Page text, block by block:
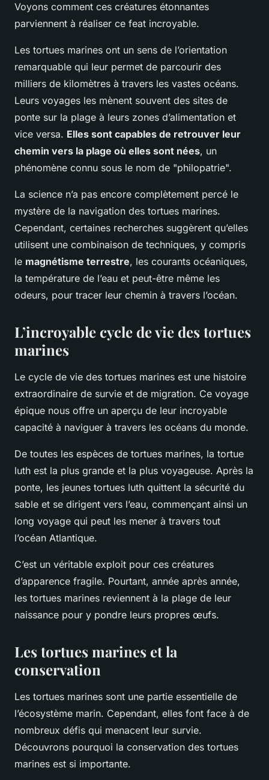
Voyons comment ces créatures étonnantes
parviennent à réaliser ce feat incroyable.
Les tortues marines ont un sens de l’orientation
remarquable qui leur permet de parcourir des
milliers de kilomètres à travers les vastes océans.
Leurs voyages les mènent souvent des sites de
ponte sur la plage à leurs zones d’alimentation et
vice versa. Elles sont capables de retrouver leur
chemin vers la plage où elles sont nées, un
phénomène connu sous le nom de "philopatrie".
La science n’a pas encore complètement percé le
mystère de la navigation des tortues marines.
Cependant, certaines recherches suggèrent qu’elles
utilisent une combinaison de techniques, y compris
le magnétisme terrestre, les courants océaniques,
la température de l’eau et peut-être même les
odeurs, pour tracer leur chemin à travers l’océan.
L’incroyable cycle de vie des tortues
marines
Le cycle de vie des tortues marines est une histoire
extraordinaire de survie et de migration. Ce voyage
épique nous offre un aperçu de leur incroyable
capacité à naviguer à travers les océans du monde.
De toutes les espèces de tortues marines, la tortue
luth est la plus grande et la plus voyageuse. Après la
ponte, les jeunes tortues luth quittent la sécurité du
sable et se dirigent vers l’eau, commençant ainsi un
long voyage qui peut les mener à travers tout
l’océan Atlantique.
C’est un véritable exploit pour ces créatures
d’apparence fragile. Pourtant, année après année,
les tortues marines reviennent à la plage de leur
naissance pour y pondre leurs propres œufs.
Les tortues marines et la
conservation
Les tortues marines sont une partie essentielle de
l’écosystème marin. Cependant, elles font face à de
nombreux défis qui menacent leur survie.
Découvrons pourquoi la conservation des tortues
marines est si importante.